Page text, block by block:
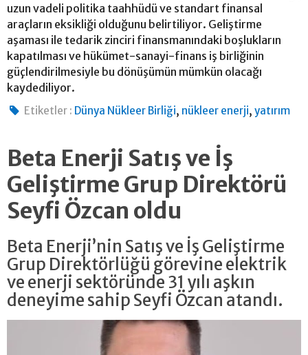
uzun vadeli politika taahhüdü ve standart finansal
araçların eksikliği olduğunu belirtiliyor. Geliştirme
aşaması ile tedarik zinciri finansmanındaki boşlukların
kapatılması ve hükümet-sanayi-finans iş birliğinin
güçlendirilmesiyle bu dönüşümün mümkün olacağı
kaydediliyor.
Etiketler : Dünya Nükleer Birliği, nükleer enerji,yatırım
Beta Enerji Satış ve İş
Geliştirme Grup Direktörü
Seyfi Özcan oldu
Beta Enerji’nin Satış ve İş Geliştirme
Grup Direktörlüğü görevine elektrik
ve enerji sektöründe 31 yılı aşkın
deneyime sahip Seyfi Özcan atandı.